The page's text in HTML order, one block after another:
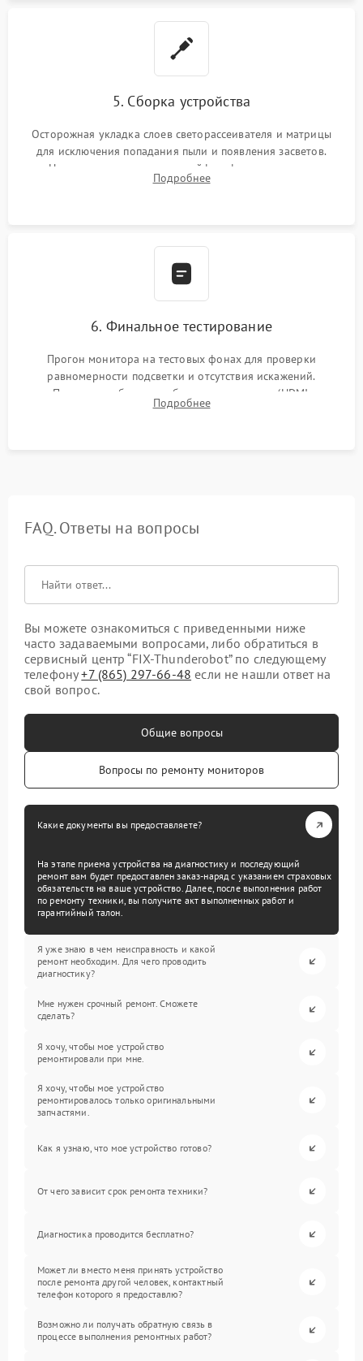
5. Сборка устройства
Осторожная укладка слоев светорассеивателя и матрицы
для исключения попадания пыли и появления засветов.
Надежное подключение шлейфов, фиксация плат и
аккуратное защелкивание пластикового корпуса монитора.
Подробнее
6. Финальное тестирование
Прогон монитора на тестовых фонах для проверки
равномерности подсветки и отсутствия искажений.
Проверка работоспособности всех портов (HDMI,
DisplayPort, VGA) и кнопок управления под нагрузкой в
Подробнее
FAQ. Ответы на вопросы
Вы можете ознакомиться с приведенными ниже
часто задаваемыми вопросами, либо обратиться в
сервисный центр “FIX-Thunderobot” по следующему
телефону+7 (865) 297-66-48 если не нашли ответ на
свой вопрос.
Общие вопросы
Вопросы по ремонту мониторов
Какие документы вы предоставляете?
На этапе приема устройства на диагностику и последующий
ремонт вам будет предоставлен заказ-наряд с указанием страховых
обязательств на ваше устройство. Далее, после выполнения работ
по ремонту техники, вы получите акт выполненных работ и
гарантийный талон.
Я уже знаю в чем неисправность и какой
ремонт необходим. Для чего проводить
диагностику?
Мне нужен срочный ремонт. Сможете
сделать?
Я хочу, чтобы мое устройство
ремонтировали при мне.
Я хочу, чтобы мое устройство
ремонтировалось только оригинальными
запчастями.
Как я узнаю, что мое устройство готово?
От чего зависит срок ремонта техники?
Диагностика проводится бесплатно?
Может ли вместо меня принять устройство
после ремонта другой человек, контактный
телефон которого я предоставлю?
Возможно ли получать обратную связь в
процессе выполнения ремонтных работ?